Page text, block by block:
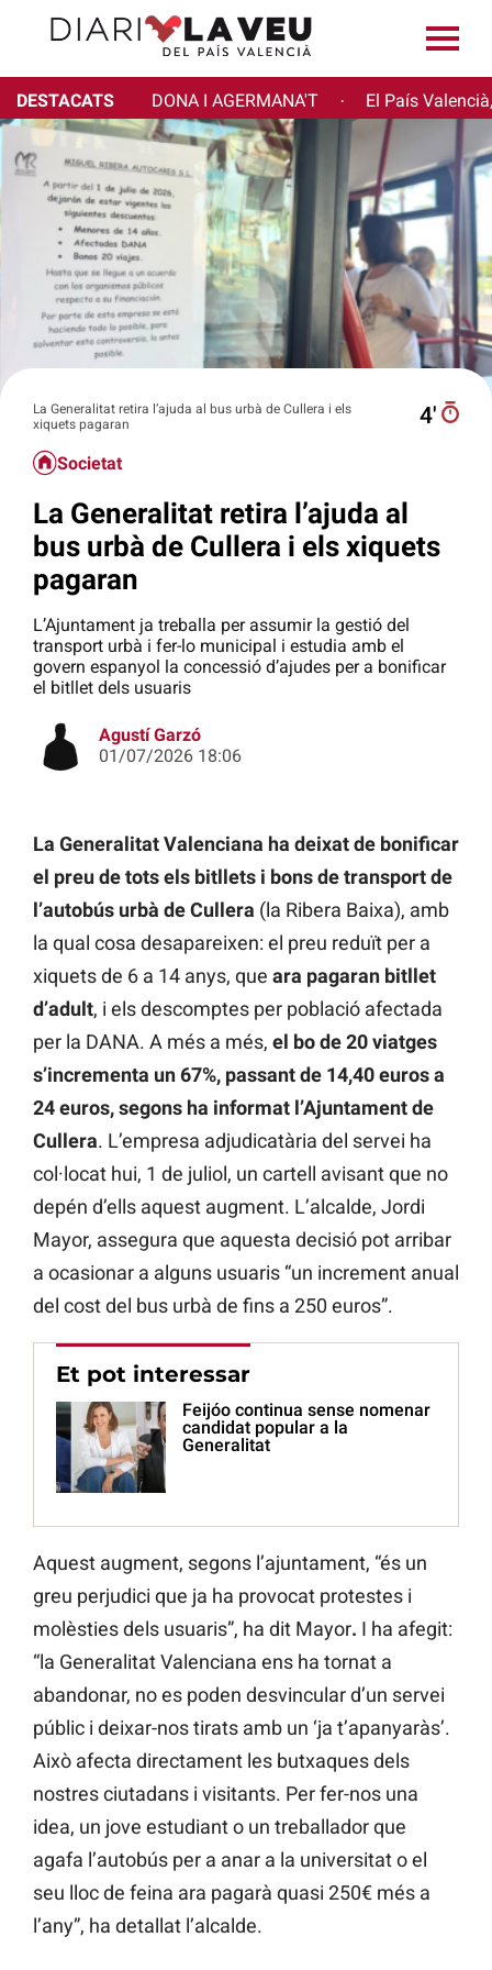
DESTACATS DONA I AGERMANA'T · El País
La Generalitat retira l’ajuda al bus urbà de Cullera i els
xiquets pagaran
4′
Societat
La Generalitat retira l’ajuda al
bus urbà de Cullera i els xiquets
pagaran
L’Ajuntament ja treballa per assumir la gestió del
transport urbà i fer-lo municipal i estudia amb el
govern espanyol la concessió d’ajudes per a bonificar
el bitllet dels usuaris
Agustí Garzó
01/07/2026 18:06
La Generalitat Valenciana ha deixat de bonificar
el preu de tots els bitllets i bons de transport de
l’autobús urbà de Cullera (la Ribera Baixa), amb
la qual cosa desapareixen: el preu reduït per a
xiquets de 6 a 14 anys, que ara pagaran bitllet
d’adult, i els descomptes per població afectada
per la DANA. A més a més, el bo de 20 viatges
s’incrementa un 67%, passant de 14,40 euros a
24 euros, segons ha informat l’Ajuntament de
Cullera. L’empresa adjudicatària del servei ha
col·locat hui, 1 de juliol, un cartell avisant que no
depén d’ells aquest augment. L’alcalde, Jordi
Mayor, assegura que aquesta decisió pot arribar
a ocasionar a alguns usuaris “un increment anual
del cost del bus urbà de fins a 250 euros”.
Et pot interessar
Feijóo continua sense nomenar
candidat popular a la
Generalitat
Aquest augment, segons l’ajuntament, “és un
greu perjudici que ja ha provocat protestes i
molèsties dels usuaris”, ha dit Mayor. I ha afegit:
“la Generalitat Valenciana ens ha tornat a
abandonar, no es poden desvincular d’un servei
públic i deixar-nos tirats amb un ‘ja t’apanyaràs’.
Això afecta directament les butxaques dels
nostres ciutadans i visitants. Per fer-nos una
idea, un jove estudiant o un treballador que
agafa l’autobús per a anar a la universitat o el
seu lloc de feina ara pagarà quasi 250€ més a
l’any”, ha detallat l’alcalde.